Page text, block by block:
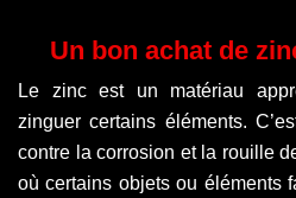
Un bon achat de
Le zinc est un matériau
zinguer certains éléments.
contre la corrosion et la rouille
où certains objets ou éléments